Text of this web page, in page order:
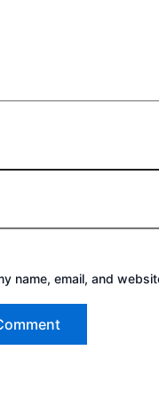
name, email, and